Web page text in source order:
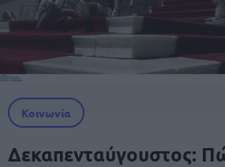
Κοινωνία
Δεκαπενταύγουστος: